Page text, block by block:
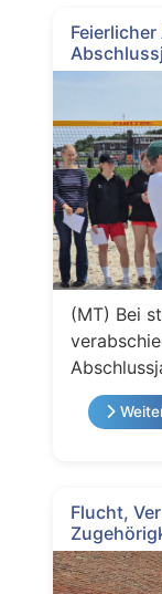
(MT) Bei
Flucht,